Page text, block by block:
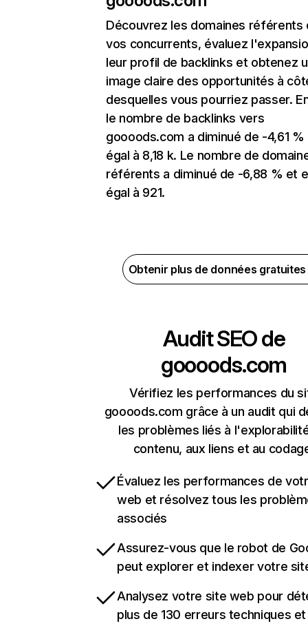
Découvrez les domaines référents
vos concurrents, évaluez
leur profil de backlinks et obtenez
image claire des opportunités à
desquelles vous pourriez passer.
le nombre de backlinks vers
goooods.com a diminué de -4,61
égal à 8,18 k. Le nombre de
référents a diminué de -6,88 % et
égal à 921.
Obtenir plus de données
Audit SEO de
goooods.com
Vérifiez les performances du
goooods.com grâce à un audit qui
les problèmes liés à
contenu, aux liens et au
Évaluez les performances de
web et résolvez tous les
associés
Assurez-vous que le robot de
peut explorer et indexer votre
Analysez votre site web pour
plus de 130 erreurs techniques et